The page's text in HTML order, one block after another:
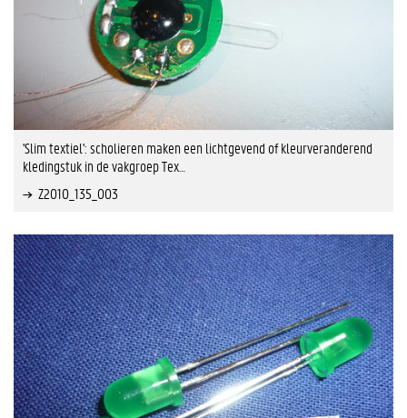
'Slim textiel': scholieren maken een lichtgevend of kleurveranderend
kledingstuk in de vakgroep Tex…
Z2010_135_003